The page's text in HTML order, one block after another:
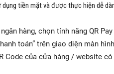
tiền mặt và được thực hiện dễ
hàng, chọn tính năng QR Pay
toán” trên giao diện màn
Code của cửa hàng / website